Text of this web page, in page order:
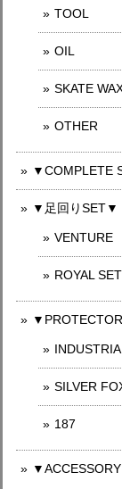
TOOL
OIL
SKATE
OTHER
▼COMPLETE
▼足回りSET▼
ROYAL SET
SILVER
187